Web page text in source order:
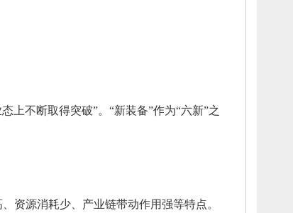
上不断取得突破”。 “新装备”作为“六新”之
资源消耗少、 产业链带动作用强等特点。